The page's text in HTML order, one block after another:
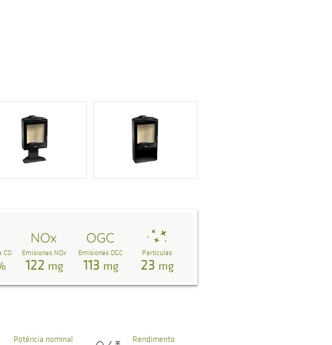
CO Emisiones NOx
122 mg
Emisiones OGC
113 mg
Partículas
23 mg
Potência nominal Rendimento